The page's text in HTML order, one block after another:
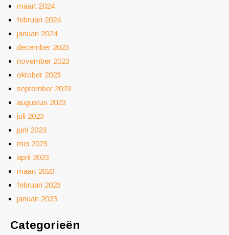
maart 2024
februari 2024
januari 2024
december 2023
november 2023
oktober 2023
september 2023
augustus 2023
juli 2023
juni 2023
mei 2023
april 2023
maart 2023
februari 2023
januari 2023
Categorieën